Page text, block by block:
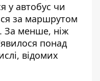
у автобус чи
за маршрутом
За менше, ніж
понад
відомих